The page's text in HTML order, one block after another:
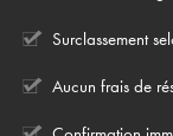
Surclassement
Aucun frais de